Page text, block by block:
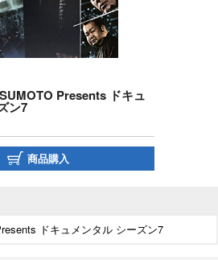
Presents ドキュ
ン7
商品購入
ドキュメンタル シーズン7